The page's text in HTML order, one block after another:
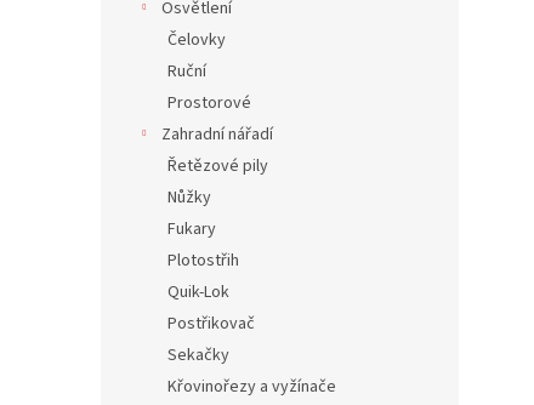
Osvětlení
Čelovky
Ruční
Prostorové
Zahradní nářadí
Řetězové pily
Nůžky
Fukary
Plotostřih
Quik-Lok
Postřikovač
Sekačky
Křovinořezy a vyžínače